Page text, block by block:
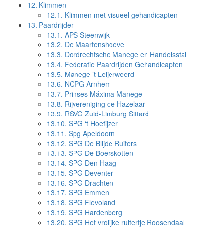
12. Klimmen
12.1. Klimmen met visueel gehandicapten
13. Paardrijden
13.1. APS Steenwijk
13.2. De Maartenshoeve
13.3. Dordrechtsche Manege en Handelsstal
13.4. Federatie Paardrijden Gehandicapten
13.5. Manege ’t Leijerweerd
13.6. NCPG Arnhem
13.7. Prinses Máxima Manege
13.8. Rijvereniging de Hazelaar
13.9. RSVG Zuid-Limburg Sittard
13.10. SPG ‘t Hoefijzer
13.11. Spg Apeldoorn
13.12. SPG De Blijde Ruiters
13.13. SPG De Boerskotten
13.14. SPG Den Haag
13.15. SPG Deventer
13.16. SPG Drachten
13.17. SPG Emmen
13.18. SPG Flevoland
13.19. SPG Hardenberg
13.20. SPG Het vrolijke ruitertje Roosendaal